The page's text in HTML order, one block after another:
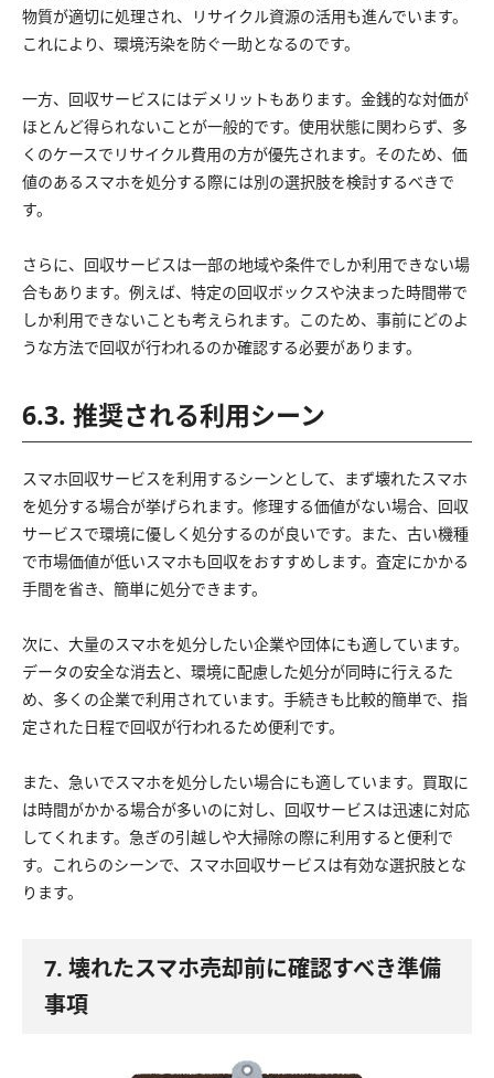
物質が適切に処理され、リサイクル資源の活用も進んでいます。
これにより、環境汚染を防ぐ一助となるのです。
一方、回収サービスにはデメリットもあります。金銭的な対価が
ほとんど得られないことが一般的です。使用状態に関わらず、多
くのケースでリサイクル費用の方が優先されます。そのため、価
値のあるスマホを処分する際には別の選択肢を検討するべきで
す。
さらに、回収サービスは一部の地域や条件でしか利用できない場
合もあります。例えば、特定の回収ボックスや決まった時間帯で
しか利用できないことも考えられます。このため、事前にどのよ
うな方法で回収が行われるのか確認する必要があります。
6.3. 推奨される利用シーン
スマホ回収サービスを利用するシーンとして、まず壊れたスマホ
を処分する場合が挙げられます。修理する価値がない場合、回収
サービスで環境に優しく処分するのが良いです。また、古い機種
で市場価値が低いスマホも回収をおすすめします。査定にかかる
手間を省き、簡単に処分できます。
次に、大量のスマホを処分したい企業や団体にも適しています。
データの安全な消去と、環境に配慮した処分が同時に行えるた
め、多くの企業で利用されています。手続きも比較的簡単で、指
定された日程で回収が行われるため便利です。
また、急いでスマホを処分したい場合にも適しています。買取に
は時間がかかる場合が多いのに対し、回収サービスは迅速に対応
してくれます。急ぎの引越しや大掃除の際に利用すると便利で
す。これらのシーンで、スマホ回収サービスは有効な選択肢とな
ります。
7. 壊れたスマホ売却前に確認すべき準備
事項